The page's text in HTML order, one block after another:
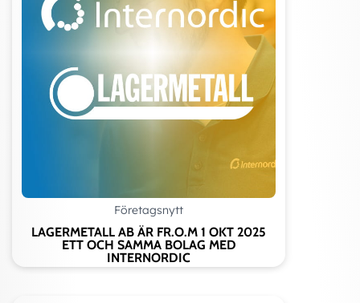
Företagsnytt
LAGERMETALL AB ÄR FR.O.M 1 OKT 2025
ETT OCH SAMMA BOLAG MED
INTERNORDIC